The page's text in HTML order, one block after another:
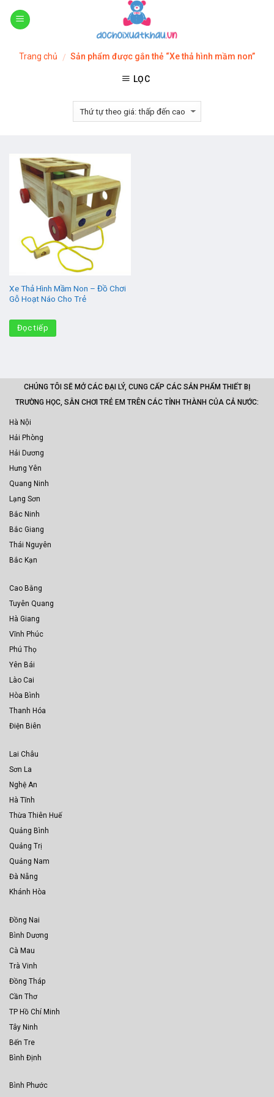
Skip
Trang chủ / Sản phẩm được gắn thẻ “Xe thả hình mầm non”
LỌC
Xe Thả Hình Mầm Non – Đồ Chơi
Gỗ Hoạt Náo Cho Trẻ
Đọc tiếp
CHÚNG TÔI SẼ MỞ CÁC ĐẠI LÝ, CUNG CẤP CÁC SẢN PHẨM THIẾT BỊ
TRƯỜNG HỌC, SÂN CHƠI TRẺ EM TRÊN CÁC TỈNH THÀNH CỦA CẢ NƯỚC:
Hà Nội
Hải Phòng
Hải Dương
Hưng Yên
Quang Ninh
Lạng Sơn
Bắc Ninh
Bắc Giang
Thái Nguyên
Bắc Kạn
Cao Bằng
Tuyên Quang
Hà Giang
Vĩnh Phúc
Phú Thọ
Yên Bái
Lào Cai
Hòa Bình
Thanh Hóa
Điện Biên
Lai Châu
Sơn La
Nghệ An
Hà Tĩnh
Thừa Thiên Huế
Quảng Bình
Quảng Trị
Quảng Nam
Đà Nẵng
Khánh Hòa
Đồng Nai
Bình Dương
Cà Mau
Trà Vinh
Đồng Tháp
Cần Thơ
TP Hồ Chí Minh
Tây Ninh
Bến Tre
Bình Định
Bình Phước